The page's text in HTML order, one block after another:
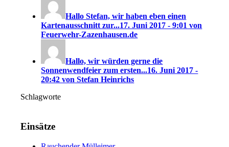
Hallo Stefan, wir haben eben einen
Kartenausschnitt zur...17. Juni 2017 - 9:01 von
Feuerwehr-Zazenhausen.de
Hallo, wir würden gerne die
Sonnenwendfeier zum ersten...16. Juni 2017 -
20:42 von Stefan Heinrichs
Schlagworte
Einsätze